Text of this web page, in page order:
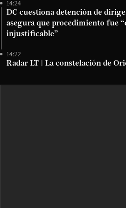
14:24
DC cuestiona detención de
asegura que procedimiento fue
injustificable”
14:22
Radar LT | La constelación de